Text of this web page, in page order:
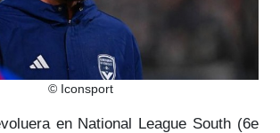
© Iconsport
en National League South (6e